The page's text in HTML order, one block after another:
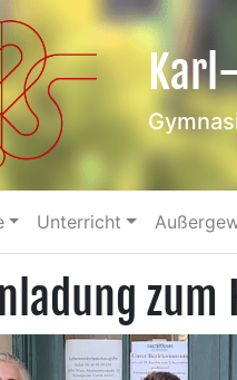
Unterricht